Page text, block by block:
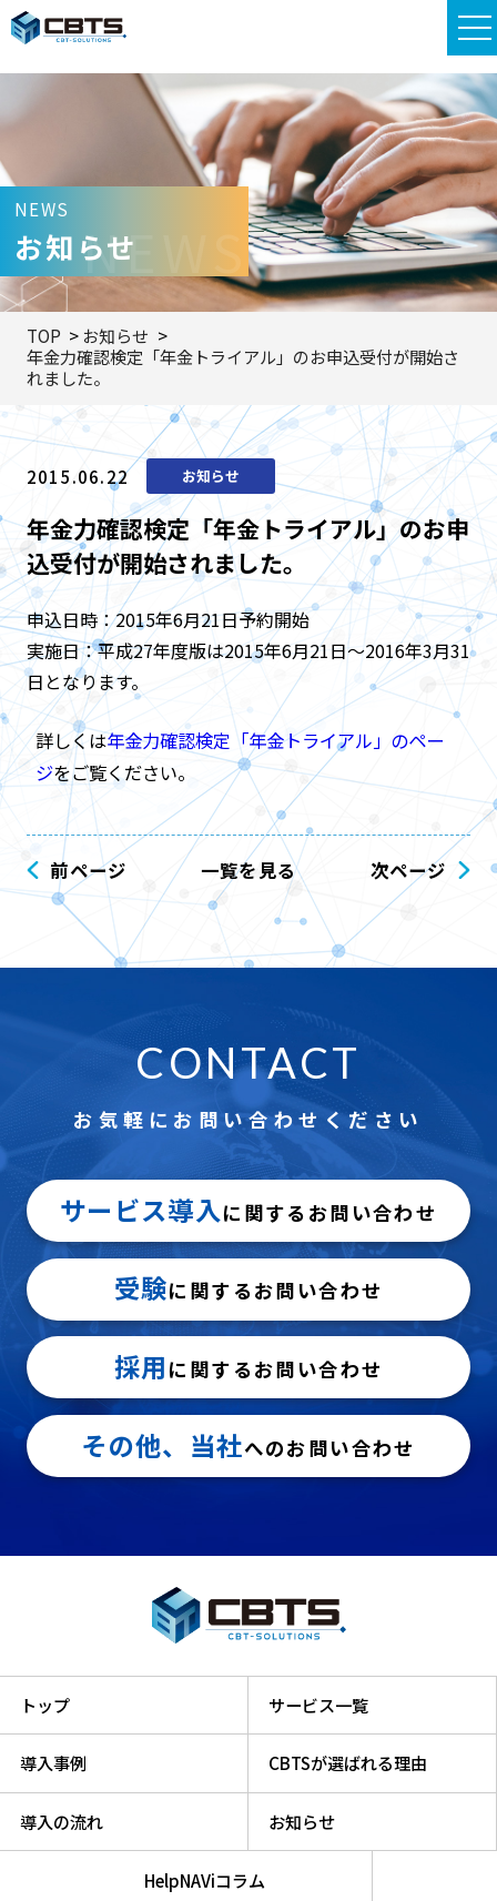
NEWS
お知らせNEWS
TOP
お知らせ
年金力確認検定「年金トライアル」のお申込受付が開始さ
れました。
2015.06.22 お知らせ
年金力確認検定「年金トライアル」のお申
込受付が開始されました。
申込日時：2015年6月21日予約開始
実施日：平成27年度版は2015年6月21日～2016年3月31
日となります。
詳しくは年金力確認検定「年金トライアル」のペー
ジをご覧ください。
前ページ 一覧を見る 次ページ
CONTACT
お気軽にお問い合わせください
サービス導入に関するお問い合わせ
受験に関するお問い合わせ
採用 に関するお問い合わせ
その他、当社へのお問い合わせ
トップ サービス一覧
導入事例 CBTSが選ばれる理由
導入の流れ お知らせ
HelpNAViコラム